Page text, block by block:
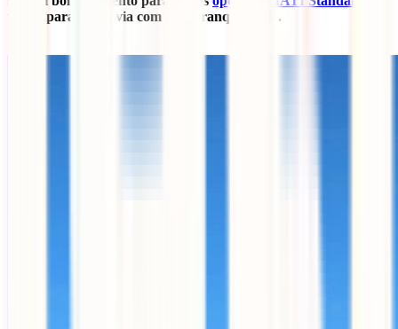
viajar para Cracóvia com mais tranquilidade.